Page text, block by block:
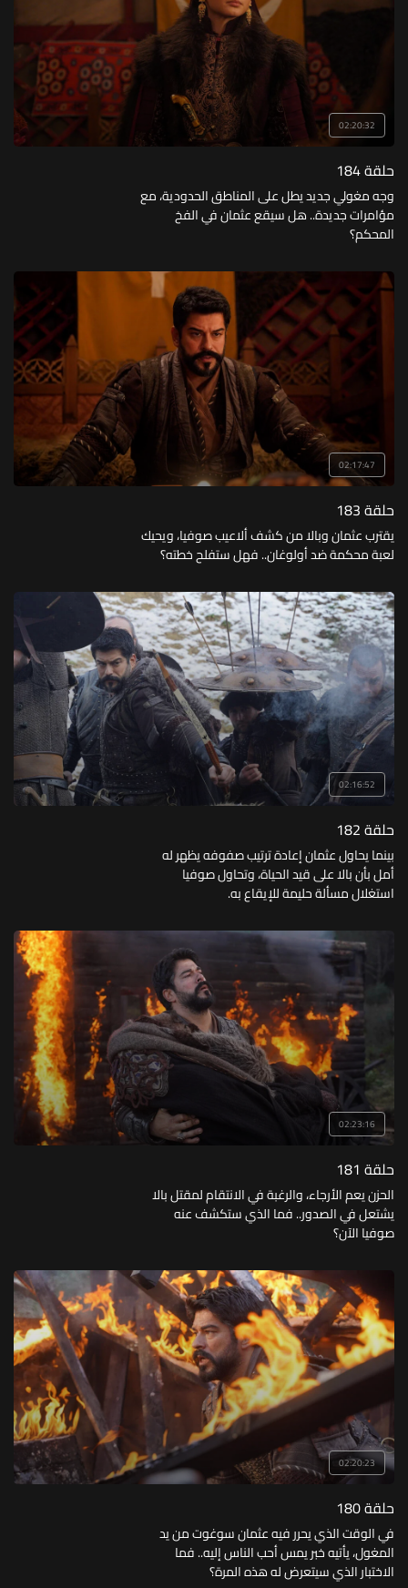
02:20:32
حلقة 184
وجه مغولي جديد يطل على المناطق الحدودية، مع
مؤامرات جديدة.. هل سيقع عثمان في الفخ
المحكم؟
02:17:47
حلقة 183
يقترب عثمان وبالا من كشف ألاعيب صوفيا، ويحيك
لعبة محكمة ضد أولوغان.. فهل ستفلح خطته؟
02:16:52
حلقة 182
بينما يحاول عثمان إعادة ترتيب صفوفه يظهر له
أمل بأن بالا على قيد الحياة، وتحاول صوفيا
استغلال مسألة حليمة للإيقاع به.
02:23:16
حلقة 181
الحزن يعم الأرجاء، والرغبة في الانتقام لمقتل بالا
يشتعل في الصدور.. فما الذي ستكشف عنه
صوفيا الآن؟
02:20:23
حلقة 180
في الوقت الذي يحرر فيه عثمان سوغوت من يد
المغول، يأتيه خبر يمس أحب الناس إليه.. فما
الاختبار الذي سيتعرض له هذه المرة؟